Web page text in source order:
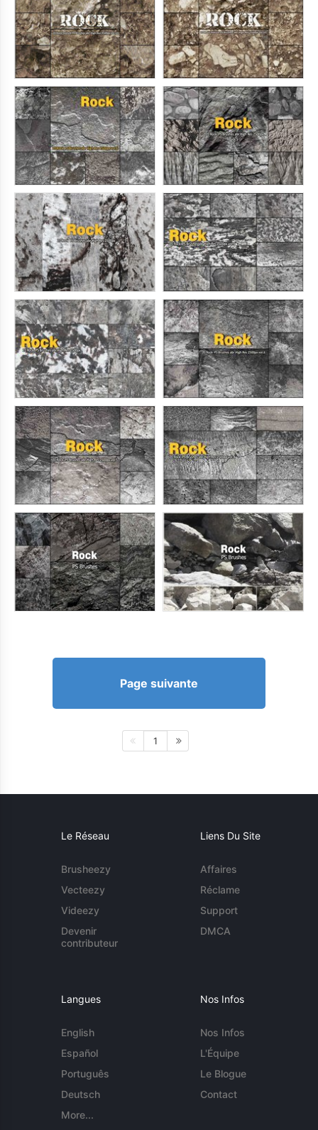
Page suivante
1
Le Réseau
Brusheezy
Vecteezy
Videezy
Devenir
contributeur
Liens Du Site
Affaires
Réclame
Support
DMCA
Langues
English
Español
Português
Deutsch
More...
Nos Infos
Nos Infos
L'Équipe
Le Blogue
Contact